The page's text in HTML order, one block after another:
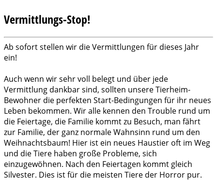
Vermittlungs-Stop!
Ab sofort stellen wir die Vermittlungen für dieses Jahr
ein!
Auch wenn wir sehr voll belegt und über jede
Vermittlung dankbar sind, sollten unsere Tierheim-
Bewohner die perfekten Start-Bedingungen für ihr neues
Leben bekommen. Wir alle kennen den Trouble rund um
die Feiertage, die Familie kommt zu Besuch, man fährt
zur Familie, der ganz normale Wahnsinn rund um den
Weihnachtsbaum! Hier ist ein neues Haustier oft im Weg
und die Tiere haben große Probleme, sich
einzugewöhnen. Nach den Feiertagen kommt gleich
Silvester. Dies ist für die meisten Tiere der Horror pur.